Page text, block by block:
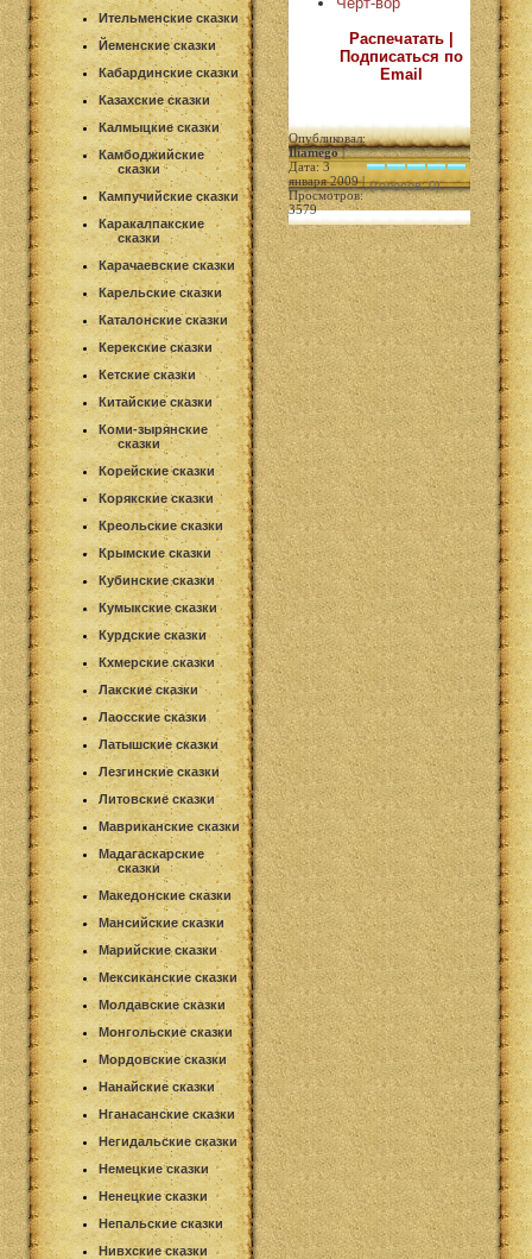
Ительменские сказки
Йеменские сказки
Кабардинские сказки
Казахские сказки
Калмыцкие сказки
Камбоджийские
сказки
Кампучийские сказки
Каракалпакские
сказки
Карачаевские сказки
Карельские сказки
Каталонские сказки
Керекские сказки
Кетские сказки
Китайские сказки
Коми-зырянские
сказки
Корейские сказки
Корякские сказки
Креольские сказки
Крымские сказки
Кубинские сказки
Кумыкские сказки
Курдские сказки
Кхмерские сказки
Лакские сказки
Лаосские сказки
Латышские сказки
Лезгинские сказки
Литовские сказки
Мавриканские сказки
Мадагаскарские
сказки
Македонские сказки
Мансийские сказки
Марийские сказки
Мексиканские сказки
Молдавские сказки
Монгольские сказки
Мордовские сказки
Нанайские сказки
Нганасанские сказки
Негидальские сказки
Немецкие сказки
Ненецкие сказки
Непальские сказки
Нивхские сказки
Распечатать |
Подписаться по
Email
Опубликовал:
Iliamego|
Дата: 3
января 2009 |
Просмотров:
3579
(голосов: 0)